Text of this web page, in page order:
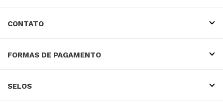
CONTATO
FORMAS DE PAGAMENTO
SELOS